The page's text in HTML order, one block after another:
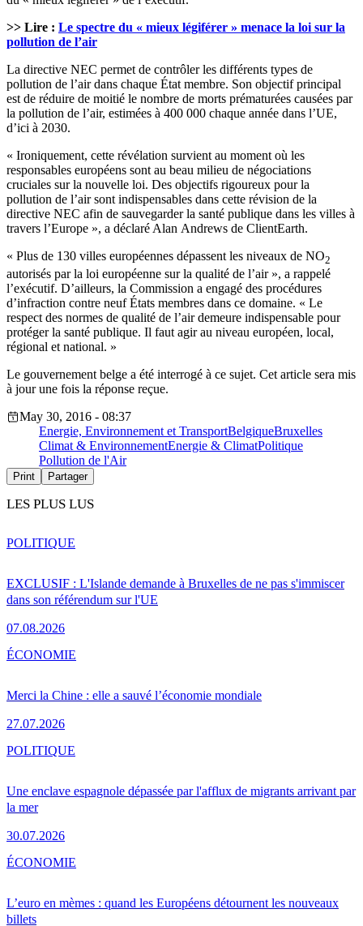
>> Lire : Le spectre du « mieux légiférer » menace la loi sur la
pollution de l’air
La directive NEC permet de contrôler les différents types de
pollution de l’air dans chaque État membre. Son objectif principal
est de réduire de moitié le nombre de morts prématurées causées par
la pollution de l’air, estimées à 400 000 chaque année dans l’UE,
d’ici à 2030.
« Ironiquement, cette révélation survient au moment où les
responsables européens sont au beau milieu de négociations
cruciales sur la nouvelle loi. Des objectifs rigoureux pour la
pollution de l’air sont indispensables dans cette révision de la
directive NEC afin de sauvegarder la santé publique dans les villes à
travers l’Europe », a déclaré Alan Andrews de ClientEarth.
« Plus de 130 villes européennes dépassent les niveaux de NO2
autorisés par la loi européenne sur la qualité de l’air », a rappelé
l’exécutif. D’ailleurs, la Commission a engagé des procédures
d’infraction contre neuf États membres dans ce domaine. « Le
respect des normes de qualité de l’air demeure indispensable pour
protéger la santé publique. Il faut agir au niveau européen, local,
régional et national. »
Le gouvernement belge a été interrogé à ce sujet. Cet article sera mis
à jour une fois la réponse reçue.
May 30, 2016 - 08:37
Energie, Environnement et TransportBelgiqueBruxelles
Climat & EnvironnementEnergie & ClimatPolitique
Pollution de l'Air
Print Partager
LES PLUS LUS
EXCLUSIF : L'Islande demande à Bruxelles de ne pas s'immiscer
dans son référendum sur l'UE
07.08.2026
POLITIQUE
Merci la Chine : elle a sauvé l’économie mondiale
27.07.2026
ÉCONOMIE
Une enclave espagnole dépassée par l'afflux de migrants arrivant par
la mer
30.07.2026
POLITIQUE
L’euro en mèmes : quand les Européens détournent les nouveaux
billets
ÉCONOMIE